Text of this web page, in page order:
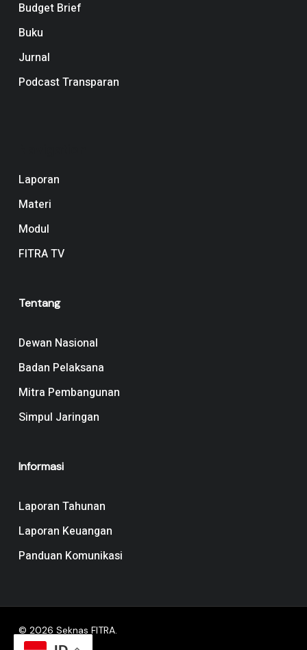
Budget Brief
Buku
Jurnal
Podcast Transparan
Laporan
Materi
Modul
FITRA TV
Tentang
Dewan Nasional
Badan Pelaksana
Mitra Pembangunan
Simpul Jaringan
Informasi
Laporan Tahunan
Laporan Keuangan
Panduan Komunikasi
© 2026 Seknas FITRA.